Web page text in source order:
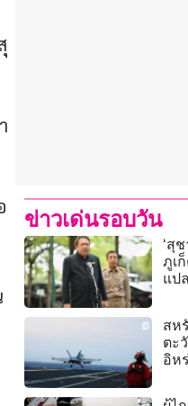
ข่าวเด่นรอบวัน
‘สุ
ภูเ
แป
สห
ตะ
อิห